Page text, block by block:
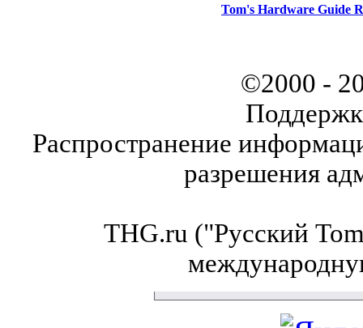
Tom's Hardware Guide
©2000 -
Распространение
разрешения
THG.ru ("Русский